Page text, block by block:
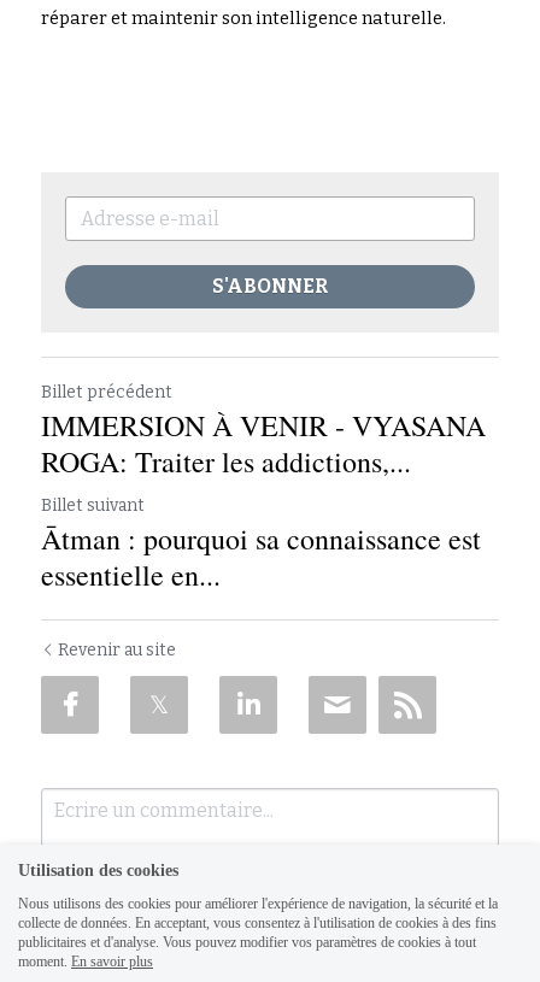
réparer et maintenir son intelligence naturelle.
S'ABONNER
Billet précédent
IMMERSION À VENIR - VYASANA
ROGA: Traiter les addictions,...
Billet suivant
Ātman : pourquoi sa connaissance est
essentielle en...
Revenir au site
Utilisation des cookies
Nous utilisons des cookies pour améliorer l'expérience de navigation, la sécurité et la
collecte de données. En acceptant, vous consentez à l'utilisation de cookies à des fins
publicitaires et d'analyse. Vous pouvez modifier vos paramètres de cookies à tout
moment. En savoir plus